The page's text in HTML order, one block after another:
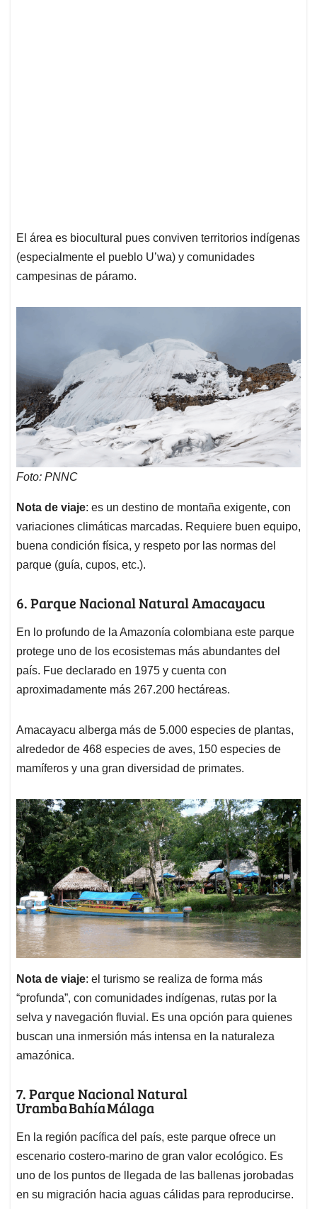
El área es biocultural pues conviven territorios indígenas
(especialmente el pueblo U’wa) y comunidades
campesinas de páramo.
Foto: PNNC
Nota de viaje: es un destino de montaña exigente, con
variaciones climáticas marcadas. Requiere buen equipo,
buena condición física, y respeto por las normas del
parque (guía, cupos, etc.).
6. Parque Nacional Natural Amacayacu
En lo profundo de la Amazonía colombiana este parque
protege uno de los ecosistemas más abundantes del
país. Fue declarado en 1975 y cuenta con
aproximadamente más 267.200 hectáreas.
Amacayacu alberga más de 5.000 especies de plantas,
alrededor de 468 especies de aves, 150 especies de
mamíferos y una gran diversidad de primates.
Nota de viaje: el turismo se realiza de forma más
“profunda”, con comunidades indígenas, rutas por la
selva y navegación fluvial. Es una opción para quienes
buscan una inmersión más intensa en la naturaleza
amazónica.
7. Parque Nacional Natural
Uramba Bahía Málaga
En la región pacífica del país, este parque ofrece un
escenario costero-marino de gran valor ecológico. Es
uno de los puntos de llegada de las ballenas jorobadas
en su migración hacia aguas cálidas para reproducirse.